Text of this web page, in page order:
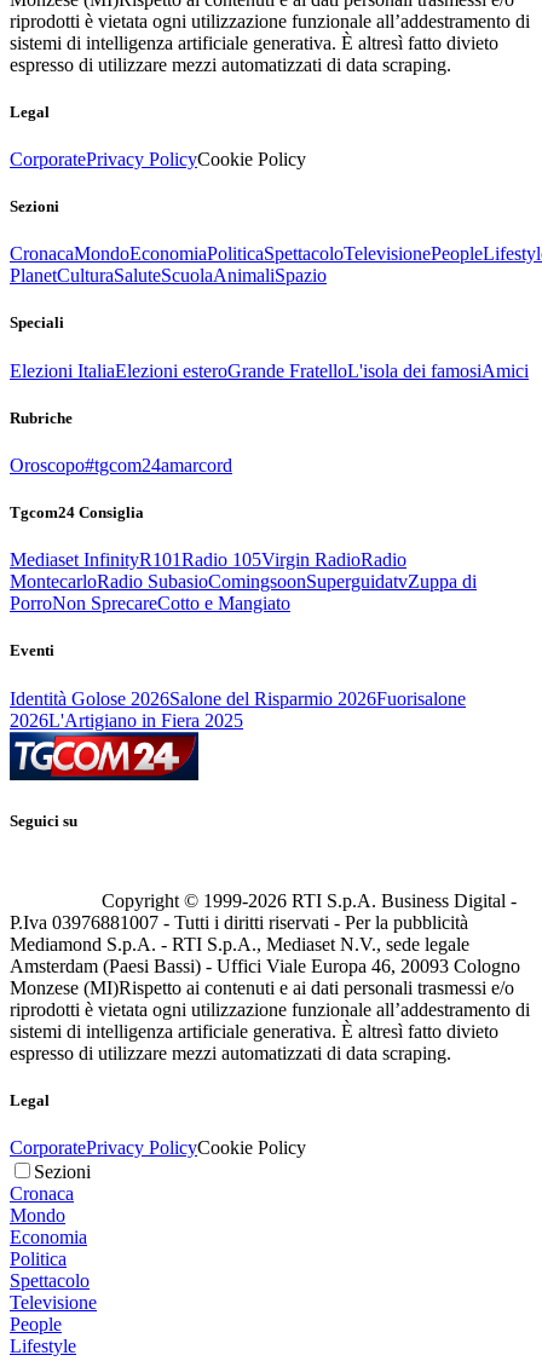
riprodotti è vietata ogni utilizzazione funzionale all’addestramento di
sistemi di intelligenza artificiale generativa. È altresì fatto divieto
espresso di utilizzare mezzi automatizzati di data scraping.
Legal
CorporatePrivacy PolicyCookie Policy
Sezioni
CronacaMondoEconomiaPoliticaSpettacoloTelevisionePeople
PlanetCulturaSaluteScuolaAnimaliSpazio
Speciali
Elezioni ItaliaElezioni esteroGrande FratelloL'isola dei famosiAmici
Rubriche
Oroscopo#tgcom24amarcord
Tgcom24 Consiglia
Mediaset InfinityR101Radio 105Virgin RadioRadio
MontecarloRadio SubasioComingsoonSuperguidatvZuppa di
PorroNon SprecareCotto e Mangiato
Eventi
Identità Golose 2026Salone del Risparmio 2026Fuorisalone
2026L'Artigiano in Fiera 2025
Seguici su
Copyright © 1999-2026 RTI S.p.A. Business Digital -
P.Iva 03976881007 - Tutti i diritti riservati - Per la pubblicità
Mediamond S.p.A. - RTI S.p.A., Mediaset N.V., sede legale
Amsterdam (Paesi Bassi) - Uffici Viale Europa 46, 20093 Cologno
Monzese (MI)Rispetto ai contenuti e ai dati personali trasmessi e/o
riprodotti è vietata ogni utilizzazione funzionale all’addestramento di
sistemi di intelligenza artificiale generativa. È altresì fatto divieto
espresso di utilizzare mezzi automatizzati di data scraping.
Legal
CorporatePrivacy PolicyCookie Policy
Sezioni
Cronaca
Mondo
Economia
Politica
Spettacolo
Televisione
People
Lifestyle